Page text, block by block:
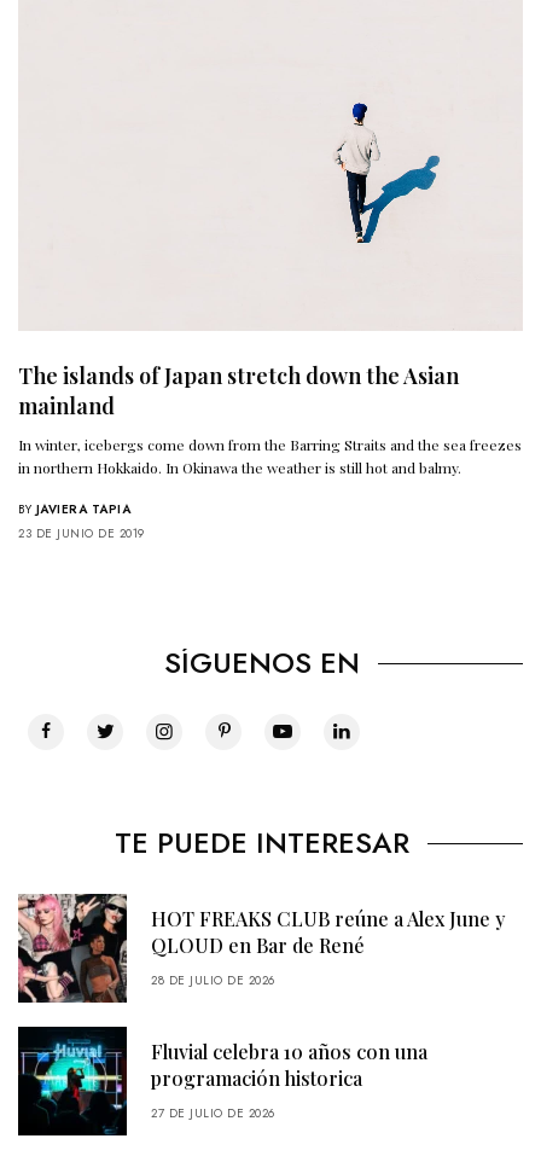
The islands of Japan stretch down the Asian
mainland
In winter, icebergs come down from the Barring Straits and the sea freezes
in northern Hokkaido. In Okinawa the weather is still hot and balmy.
BY JAVIERA TAPIA
23 DE JUNIO DE 2019
SÍGUENOS EN
TE PUEDE INTERESAR
HOT FREAKS CLUB reúne a Alex June y
QLOUD en Bar de René
28 DE JULIO DE 2026
Fluvial celebra 10 años con una
programación historica
27 DE JULIO DE 2026